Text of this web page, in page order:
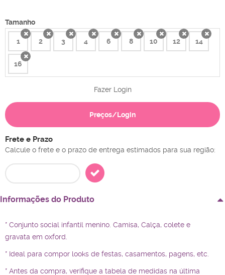
Tamanho
1 2 3 4 6 8 10x 12x 14x
16x
Fazer Login
Preços/Login
Frete e Prazo
Calcule o frete e o prazo de entrega estimados para sua região:
Informações do Produto
* Conjunto social infantil menino. Camisa, Calça, colete e
gravata em oxford
* Ideal para compor looks de festas, casamentos, pagens, etc.
* Antes da compra, verifique a tabela de medidas na última